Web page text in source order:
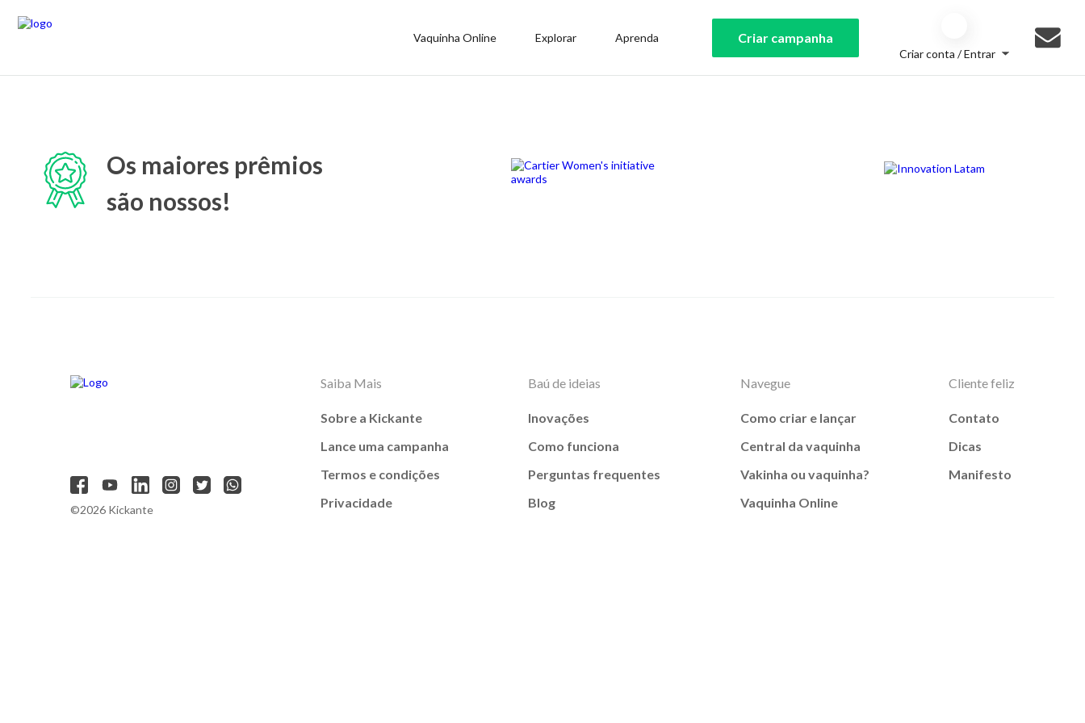
Vaquinha Online Explorar Aprenda Criar campanha
Criar conta / Entrar
Os maiores prêmios
são nossos!
©2026 Kickante
Saiba Mais
Sobre a Kickante
Lance uma campanha
Termos e condições
Privacidade
Baú de ideias
Inovações
Como funciona
Perguntas frequentes
Blog
Navegue
Como criar e lançar
Central da vaquinha
Vakinha ou vaquinha?
Vaquinha Online
Cliente feliz
Contato
Dicas
Manifesto